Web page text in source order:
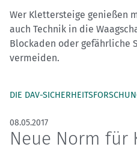
Wer Klettersteige genießen
auch Technik in die
Blockaden oder gefährliche
vermeiden.
DIE DAV-
08.05.2017
Neue Norm für